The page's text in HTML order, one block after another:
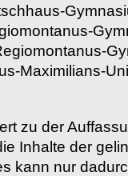
Maximilians-
zu der
Inhalte der
kann nur